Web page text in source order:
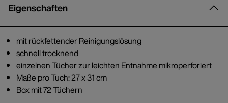
Eigenschaften
mit rückfettender Reinigungslösung
schnell trocknend
einzelnen Tücher zur leichten Entnahme mikroperforiert
Maße pro Tuch: 27 x 31 cm
Box mit 72 Tüchern